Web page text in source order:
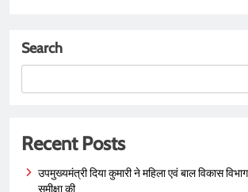
Search
Recent Posts
उपमुख्यमंत्री दिया कुमारी ने महिला एवं बाल विकास
समीक्षा की